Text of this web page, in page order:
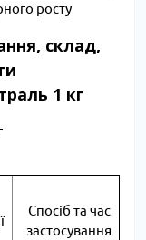
росту
склад,
1 кг
Спосіб та час
застосування